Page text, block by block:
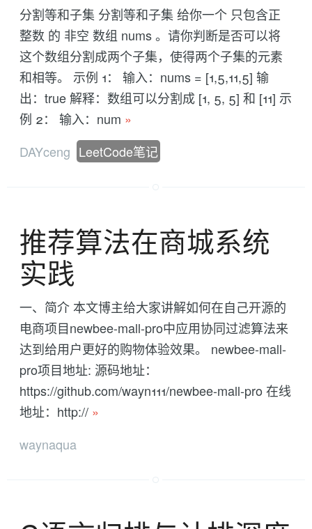
分割等和子集 分割等和子集 给你一个 只包含正
整数 的 非空 数组 nums 。请你判断是否可以将
这个数组分割成两个子集，使得两个子集的元素
和相等。 示例 1： 输入：nums = [1,5,11,5] 输
出：true 解释：数组可以分割成 [1, 5, 5] 和 [11] 示
例 2： 输入：num »
DAYceng LeetCode笔记
推荐算法在商城系统
实践
一、简介 本文博主给大家讲解如何在自己开源的
电商项目newbee-mall-pro中应用协同过滤算法来
达到给用户更好的购物体验效果。 newbee-mall-
pro项目地址: 源码地址：
https://github.com/wayn111/newbee-mall-pro 在线
地址：http:// »
waynaqua